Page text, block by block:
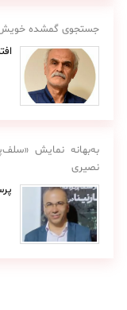
جستجوی گمشده
به‌بهانه نمایش
نصیری